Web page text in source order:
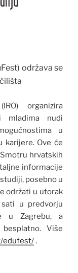
održava se
organizira
mladima nudi
u
karijere. Ove će
hrvatskih
informacije
posebno u
održati u utorak
u predvorju
u Zagrebu, a
Više
edufest/.